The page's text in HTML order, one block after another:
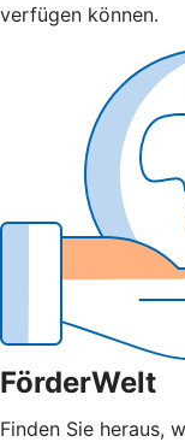
verfügen können.
FörderWelt
Finden Sie heraus,